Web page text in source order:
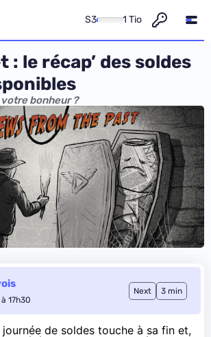
S3 1 Tio
: le récap’ des soldes
bonheur ?
17h30
Next 3 min
de soldes touche à sa fin et,